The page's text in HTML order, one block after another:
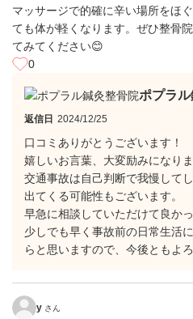
マッサージで的確に辛い場所をほ
ても体が軽くなります。ぜひ整骨
てみてください😊
0
ポプラ
返信日 2024/12/25
口コミありがとうございます！
嬉しいお言葉、大変励みになりま
交通事故は自己判断で我慢して
出てくる可能性もございます。
早急に相談していただけて良かっ
少しでも早く事故前の日常生活
らと思いますので、今後ともよ
y さん